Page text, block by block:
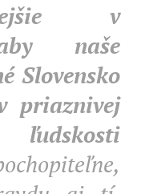
v
naše
Slovensko
priaznivej